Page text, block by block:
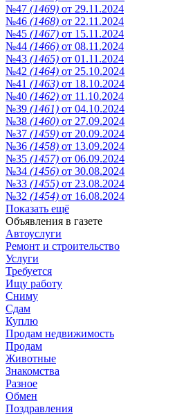
№47 (1469) от 29.11.2024
№46 (1468) от 22.11.2024
№45 (1467) от 15.11.2024
№44 (1466) от 08.11.2024
№43 (1465) от 01.11.2024
№42 (1464) от 25.10.2024
№41 (1463) от 18.10.2024
№40 (1462) от 11.10.2024
№39 (1461) от 04.10.2024
№38 (1460) от 27.09.2024
№37 (1459) от 20.09.2024
№36 (1458) от 13.09.2024
№35 (1457) от 06.09.2024
№34 (1456) от 30.08.2024
№33 (1455) от 23.08.2024
№32 (1454) от 16.08.2024
Показать ещё
Объявления в газете
Автоуслуги
Ремонт и строительство
Услуги
Требуется
Ищу работу
Сниму
Сдам
Куплю
Продам недвижимость
Продам
Животные
Знакомства
Разное
Обмен
Поздравления